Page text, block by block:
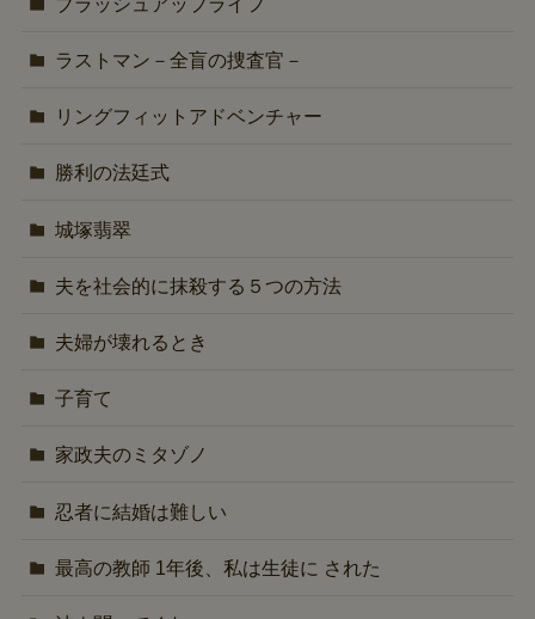
ラストマン－全盲の捜査官－
リングフィットアドベンチャー
勝利の法廷式
城塚翡翠
夫を社会的に抹殺する５つの方法
夫婦が壊れるとき
子育て
家政夫のミタゾノ
忍者に結婚は難しい
最高の教師 1年後、私は生徒に された